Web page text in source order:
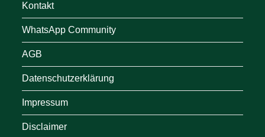
Kontakt
WhatsApp Community
AGB
Datenschutzerklärung
Impressum
Disclaimer